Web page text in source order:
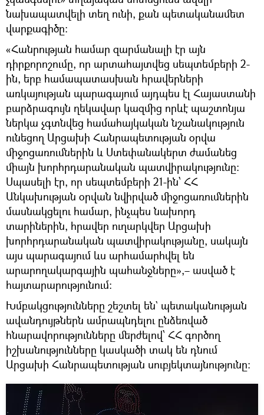
նախապատվելի տեղ ունի, քան պետականամետ
վարքագիծը:
«Հանրության համար զարմանալի էր այն
դիրքորոշումը, որ արտահայտվեց սեպտեմբերի 2-
ին, երբ համապատասխան հրավերների
առկայության պարագայում այդպես էլ Հայաստանի
բարձրագույն ղեկավար կազմից որևէ պաշտոնյա
ներկա չգտնվեց համահայկական նշանակություն
ունեցող Արցախի Հանրապետության օրվա
միջոցառումներին և Ստեփանակերտ ժամանեց
միայն խորհրդարանական պատվիրակությունը:
Սպասելի էր, որ սեպտեմբերի 21-ին՝ ՀՀ
Անկախության օրվան նվիրված միջոցառումներին
մասնակցելու համար, ինչպես նախորդ
տարիներին, հրավեր ուղարկվեր Արցախի
խորհրդարանական պատվիրակությանը, սակայն
այս պարագայում ևս արհամարհվել են
արարողակարգային պահանջները»,– ասված է
հայտարարությունում:
Խմբակցությունները շեշտել են` պետականության
ավանդույթներն ամրապնդելու ընձեռված
հնարավորությունները մերժելով՝ ՀՀ գործող
իշխանությունները կասկածի տակ են դնում
Արցախի Հանրապետության սուբյեկտայնությունը: